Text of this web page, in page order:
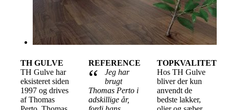
TH GULVE
TH Gulve har
eksisteret siden
1997 og drives
af Thomas
REFERENCE
“
Jeg har
brugt
Thomas Perto i
adskillige år,
TOPKVALITET
Hos TH Gulve
bliver der kun
anvendt de
bedste lakker,